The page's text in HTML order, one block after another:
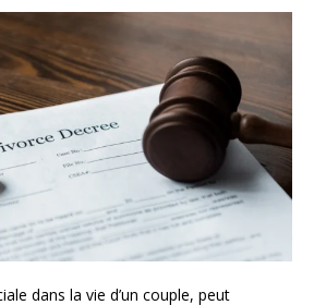
dans la vie d’un couple, peut